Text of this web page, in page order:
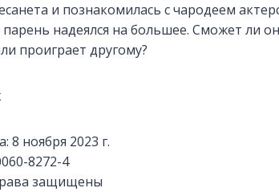
и познакомилась с чародеем
парень надеялся на большее. Сможет ли
проиграет другому?
8 ноября 2023 г.
8272-4
защищены